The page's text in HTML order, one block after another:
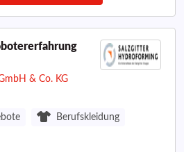
& Co. KG
Berufskleidung